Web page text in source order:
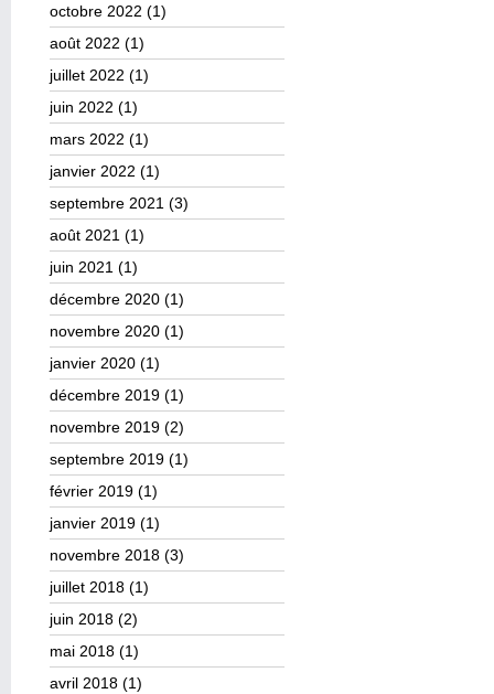
octobre 2022 (1)
août 2022 (1)
juillet 2022 (1)
juin 2022 (1)
mars 2022 (1)
janvier 2022 (1)
septembre 2021 (3)
août 2021 (1)
juin 2021 (1)
décembre 2020 (1)
novembre 2020 (1)
janvier 2020 (1)
décembre 2019 (1)
novembre 2019 (2)
septembre 2019 (1)
février 2019 (1)
janvier 2019 (1)
novembre 2018 (3)
juillet 2018 (1)
juin 2018 (2)
mai 2018 (1)
avril 2018 (1)